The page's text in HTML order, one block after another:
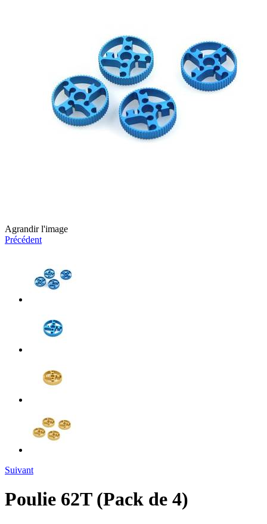
Agrandir l'image
Précédent
Suivant
Poulie 62T (Pack de 4)